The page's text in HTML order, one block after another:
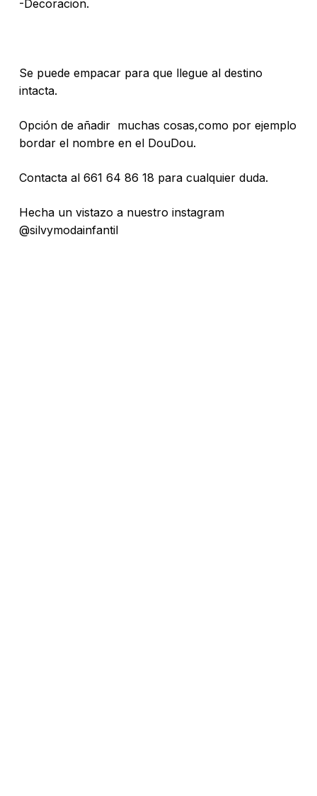
-Decoracion.
Se puede empacar para que llegue al destino
intacta.
Opción de añadir muchas cosas,como por ejemplo
bordar el nombre en el DouDou.
Contacta al 661 64 86 18 para cualquier duda.
Hecha un vistazo a nuestro instagram
@silvymodainfantil